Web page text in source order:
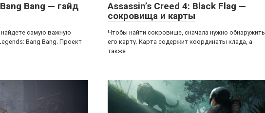
Bang — гайд
самую важную
Bang Bang. Проект
Assassin’s Creed 4: Black Flag —
сокровища и карты
Чтобы найти сокровище, сначала нужно обнаружить
его карту. Карта содержит координаты клада, а
также